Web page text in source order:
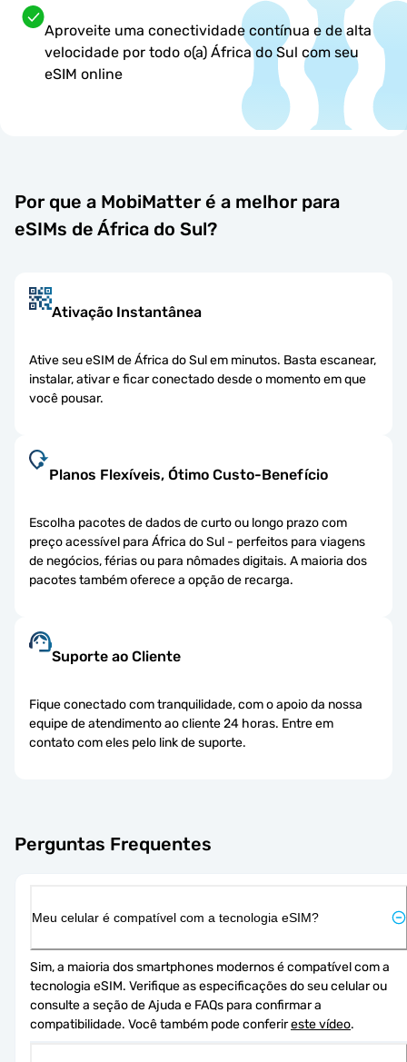
Aproveite uma conectividade contínua e de alta
velocidade por todo o(a) África do Sul com seu
eSIM online
Por que a MobiMatter é a melhor para
eSIMs de África do Sul?
Ativação Instantânea
Ative seu eSIM de África do Sul em minutos. Basta escanear,
instalar, ativar e ficar conectado desde o momento em que
você pousar.
Planos Flexíveis, Ótimo Custo-Benefício
Escolha pacotes de dados de curto ou longo prazo com
preço acessível para África do Sul - perfeitos para viagens
de negócios, férias ou para nômades digitais. A maioria dos
pacotes também oferece a opção de recarga.
Suporte ao Cliente
Fique conectado com tranquilidade, com o apoio da nossa
equipe de atendimento ao cliente 24 horas. Entre em
contato com eles pelo link de suporte.
Perguntas Frequentes
Meu celular é compatível com a tecnologia eSIM?
Sim, a maioria dos smartphones modernos é compatível com a
tecnologia eSIM. Verifique as especificações do seu celular ou
consulte a seção de Ajuda e FAQs para confirmar a
compatibilidade. Você também pode conferir este vídeo.